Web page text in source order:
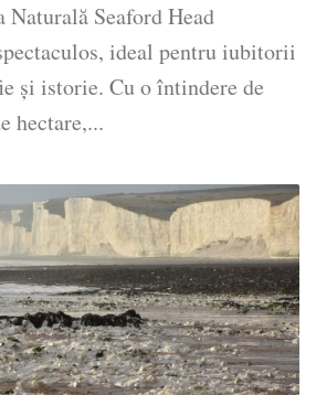
Naturală Seaford Head
ideal pentru iubitorii
și istorie. Cu o întindere de
hectare,...